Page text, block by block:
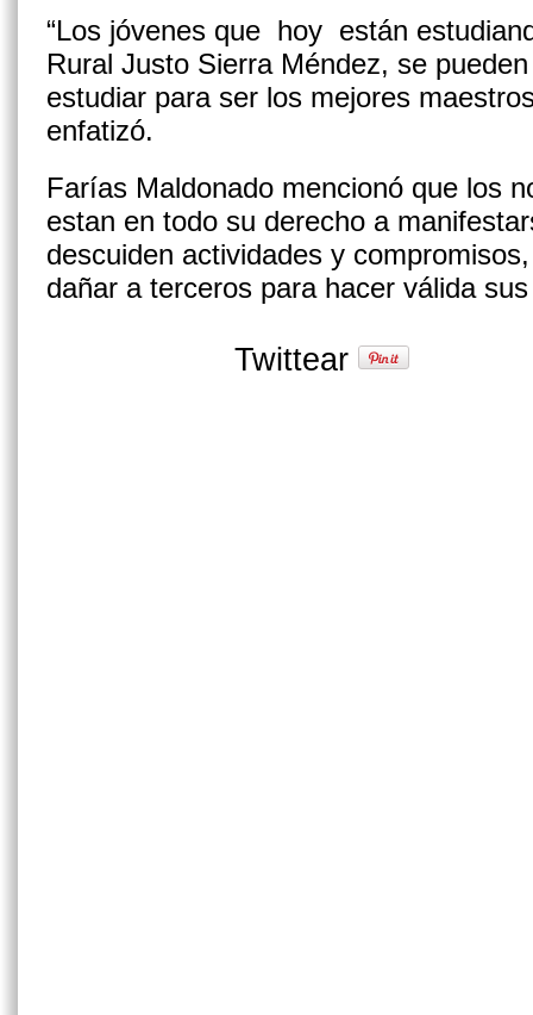
“Los jóvenes que hoy están
Rural Justo Sierra Méndez, se
estudiar para ser los mejores
enfatizó.
Farías Maldonado mencionó que los
estan en todo su derecho a
descuiden actividades y
dañar a terceros para hacer válida
Twittear